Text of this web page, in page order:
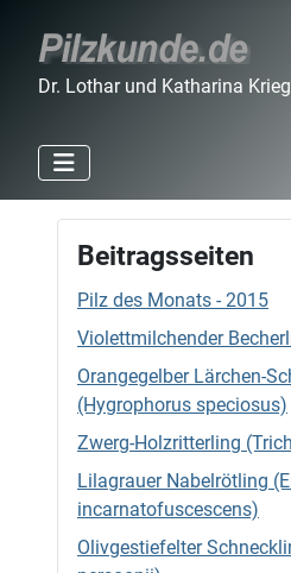
Dr. Lothar und Katharina
Beitragsseiten
Pilz des Monats - 2015
Violettmilchender
Orangegelber Lärchen-
(Hygrophorus speciosus)
Zwerg-Holzritterling
Lilagrauer Nabelrötling
incarnatofuscescens)
Olivgestiefelter